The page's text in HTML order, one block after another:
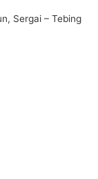
Sergai – Tebing